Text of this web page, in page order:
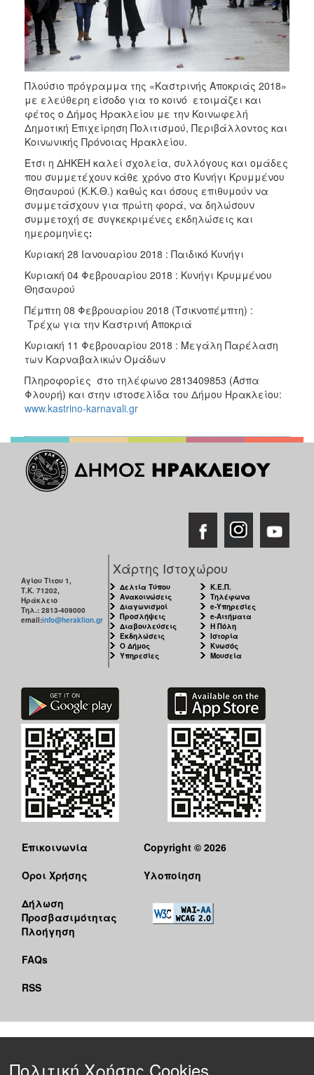
ΤΟΠΟΣ
ΠΟΛΙΤΙΣΜΟΣ
ΑΝΘΕΚΤΙΚΗ
Πλούσιο πρόγραμμα της «Καστρινής Αποκριάς 2018»
με ελεύθερη είσοδο για το κοινό ετοιμάζει και
φέτος ο Δήμος Ηρακλείου με την Κοινωφελή
Δημοτική Επιχείρηση Πολιτισμού, Περιβάλλοντος και
Κοινωνικής Πρόνοιας Ηρακλείου.
Έτσι η ΔΗΚΕΗ καλεί σχολεία, συλλόγους και ομάδες
που συμμετέχουν κάθε χρόνο στο Κυνήγι Κρυμμένου
Θησαυρού (Κ.Κ.Θ.) καθώς και όσους επιθυμούν να
συμμετάσχουν για πρώτη φορά, να δηλώσουν
συμμετοχή σε συγκεκριμένες εκδηλώσεις και
ημερομηνίεςꓽ
Κυριακή 28 Ιανουαρίου 2018 : Παιδικό Κυνήγι
Κυριακή 04 Φεβρουαρίου 2018 : Κυνήγι Κρυμμένου
Θησαυρού
Πέμπτη 08 Φεβρουαρίου 2018 (Τσικνοπέμπτη) :
Τρέχω για την Καστρινή Αποκριά
Κυριακή 11 Φεβρουαρίου 2018 : Μεγάλη Παρέλαση
των Καρναβαλικών Ομάδων
Πληροφορίες στο τηλέφωνο 2813409853 (Άσπα
Φλουρή) και στην ιστοσελίδα του Δήμου Ηρακλείου:
www.kastrino-karnavali.gr
Αγίου Τίτου 1,
Τ.Κ. 71202,
Ηράκλειο
Τηλ.: 2813-409000
email:info@heraklion.gr
Χάρτης Ιστοχώρου
Δελτία Τύπου
Ανακοινώσεις
Διαγωνισμοί
Προσλήψεις
Διαβουλεύσεις
Εκδηλώσεις
Ο Δήμος
Υπηρεσίες
Κ.Ε.Π.
Τηλέφωνα
e-Υπηρεσίες
e-Αιτήματα
Η Πόλη
Ιστορία
Κνωσός
Μουσεία
Επικοινωνία
Όροι Χρήσης
Δήλωση
Προσβασιμότητας
Πλοήγηση
FAQs
RSS
Copyright © 2026
Υλοποίηση
Πολιτική Χρήσης Cookies